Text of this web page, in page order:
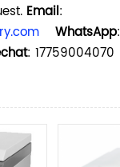
Email:
WhatsApp:
: 17759004070